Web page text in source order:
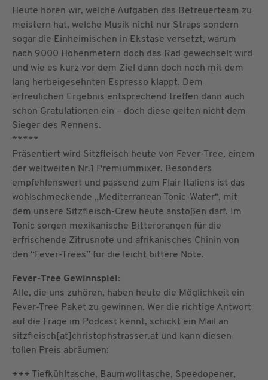
Heute hören wir, welche Aufgaben das Betreuerteam zu
meistern hat, welche Musik nicht nur Straps sondern
sogar die Einheimischen in Ekstase versetzt, warum
nach 9000 Höhenmetern doch das Rad gewechselt wird
und wie es kurz vor dem Ziel dann doch noch mit dem
lang herbeigesehnten Espresso klappt. Dem
erfreulichen Ergebnis entsprechend treffen dann auch
schon Gratulationen ein – doch diese gelten nicht dem
Sieger des Rennens.
*****
Präsentiert wird Sitzfleisch heute von Fever-Tree, einem
der weltweiten Nr.1 Premiummixer. Besonders
empfehlenswert und passend zum Flair Italiens ist das
wohlschmeckende „Mediterranean Tonic-Water“, mit
dem unsere Sitzfleisch-Crew heute anstoßen darf. Im
Tonic sorgen mexikanische Bitterorangen für die
erfrischende Zitrusnote und afrikanisches Chinin von
den “Fever-Trees” für die leicht bittere Note.
Fever-Tree Gewinnspiel:
Alle, die uns zuhören, haben heute die Möglichkeit ein
Fever-Tree Paket zu gewinnen. Wer die richtige Antwort
auf die Frage im Podcast kennt, schickt ein Mail an
sitzfleisch[at]christophstrasser.at und kann diesen
tollen Preis abräumen:
+++ Tiefkühltasche, Baumwolltasche, Speedopener,